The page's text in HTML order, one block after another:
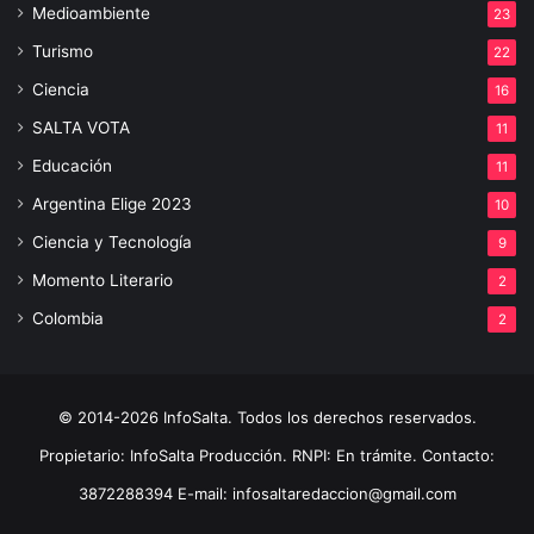
Medioambiente 23
Turismo 22
Ciencia 16
SALTA VOTA 11
Educación 11
Argentina Elige 2023 10
Ciencia y Tecnología 9
Momento Literario 2
Colombia 2
© 2014-2026 InfoSalta. Todos los derechos reservados.
Propietario: InfoSalta Producción. RNPI: En trámite. Contacto:
3872288394 E-mail: infosaltaredaccion@gmail.com